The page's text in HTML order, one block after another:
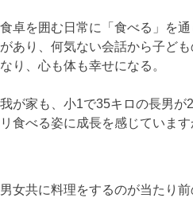
食卓を囲む日常に「食べる」を
があり、何気ない会話から子ど
なり、心も体も幸せになる。
我が家も、小1で35キロの長男が
リ食べる姿に成長を感じていま
男女共に料理をするのが当たり